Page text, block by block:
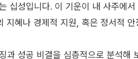
십성입니다. 이 기운이 내 사주에
지혜나 경제적 지원, 혹은 정서적
과 성공 비결을 심층적으로 분석해